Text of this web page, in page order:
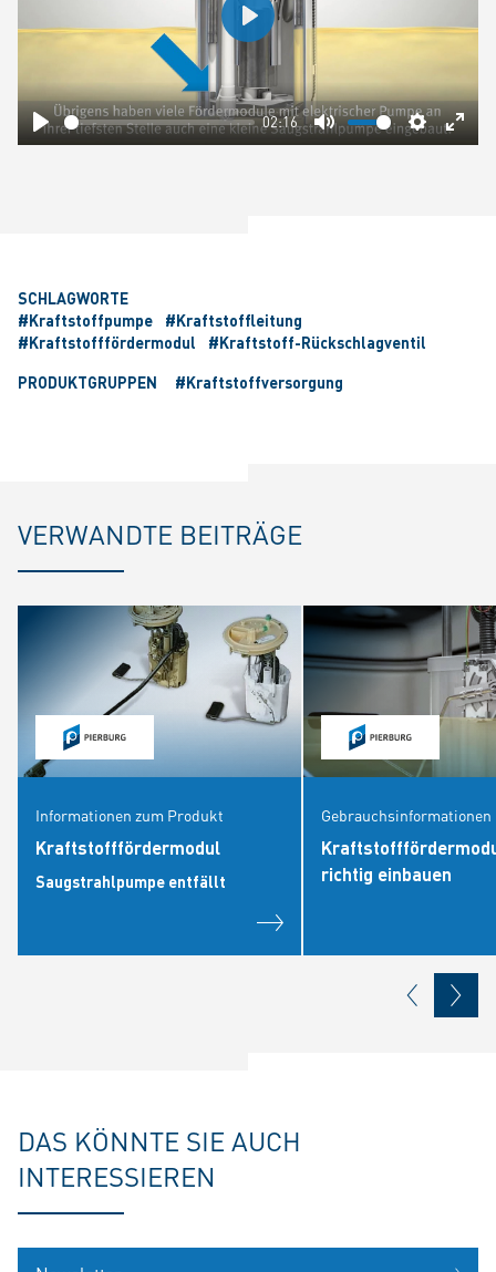
Play
02:16
Mute Settings
Play
SCHLAGWORTE
#Kraftstoffpumpe
#Kraftstoffleitung
#Kraftstofffördermodul
#Kraftstoff-Rückschlagventil
PRODUKTGRUPPEN
#Kraftstoffversorgung
VERWANDTE BEITRÄGE
Informationen zum Produkt
Kraftstofffördermodul
Saugstrahlpumpe entfällt
Gebrauchsinformationen
richtig einbauen
DAS KÖNNTE SIE AUCH
INTERESSIEREN